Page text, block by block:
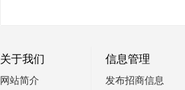
关于我们
网站简介
信息管理
发布招商信息